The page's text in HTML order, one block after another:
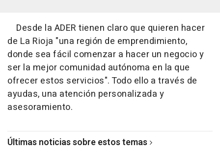
Desde la ADER tienen claro que quieren hacer
de La Rioja "una región de emprendimiento,
donde sea fácil comenzar a hacer un negocio y
ser la mejor comunidad autónoma en la que
ofrecer estos servicios". Todo ello a través de
ayudas, una atención personalizada y
asesoramiento.
Últimas noticias sobre estos temas